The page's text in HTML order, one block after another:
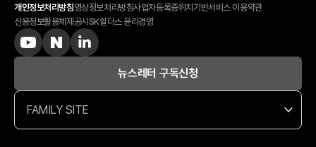
개인정보처리방침영상정보처리방침사업자등록증위치기반서비스 이용약관
신용정보활용체제공시 SK쉴더스 윤리경영
뉴스레터 구독신청
FAMILY SITE